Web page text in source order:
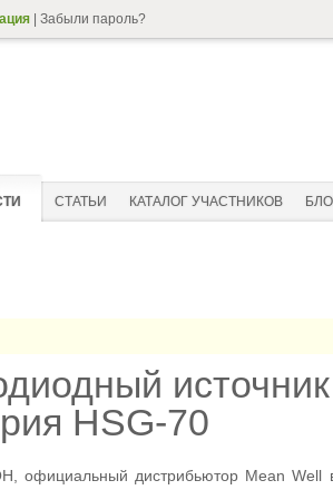
Забыли пароль?
СТАТЬИ КАТАЛОГ УЧАСТНИКОВ
источник
HSG-70
официальный дистрибьютор Mean Well